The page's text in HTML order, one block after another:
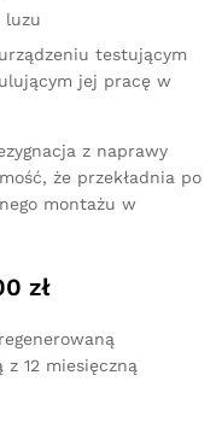
luzu
testującym
jej pracę w
z naprawy
że przekładnia po
montażu w
zł
12 miesięczną